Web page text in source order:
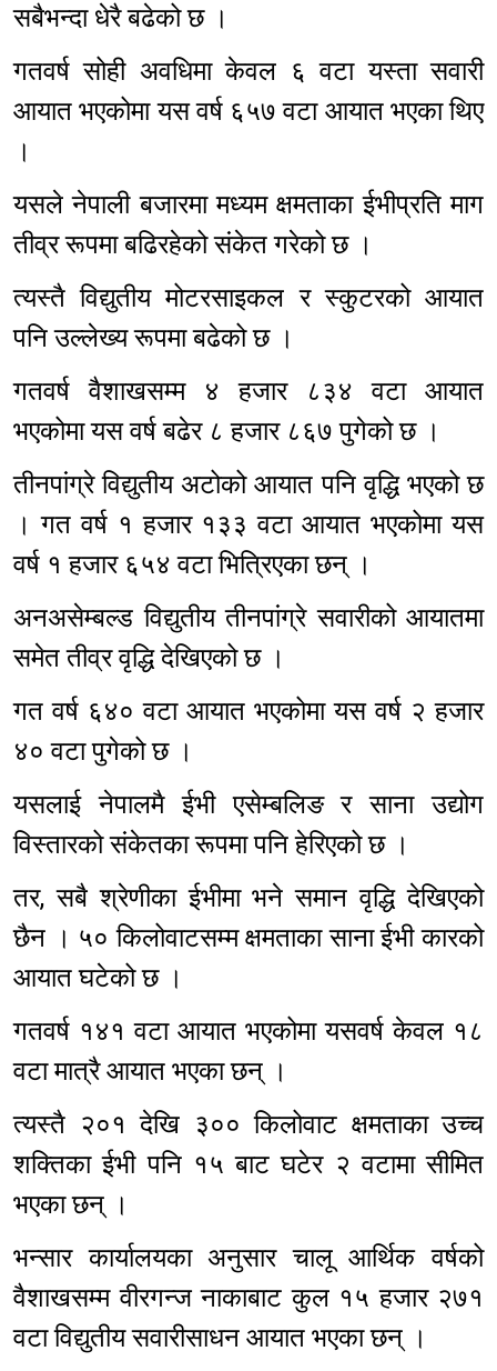
सबैभन्दा धेरै बढेको छ ।
गतवर्ष सोही अवधिमा केवल ६ वटा यस्ता सवारी
आयात भएकोमा यस वर्ष ६५७ वटा आयात भएका थिए
।
यसले नेपाली बजारमा मध्यम क्षमताका ईभीप्रति माग
तीव्र रूपमा बढिरहेको संकेत गरेको छ ।
त्यस्तै विद्युतीय मोटरसाइकल र स्कुटरको आयात
पनि उल्लेख्य रूपमा बढेको छ ।
गतवर्ष वैशाखसम्म ४ हजार ८३४ वटा आयात
भएकोमा यस वर्ष बढेर ८ हजार ८६७ पुगेको छ ।
तीनपांग्रे विद्युतीय अटोको आयात पनि वृद्धि भएको छ
। गत वर्ष १ हजार १३३ वटा आयात भएकोमा यस
वर्ष १ हजार ६५४ वटा भित्रिएका छन् ।
अनअसेम्बल्ड विद्युतीय तीनपांग्रे सवारीको आयातमा
समेत तीव्र वृद्धि देखिएको छ ।
गत वर्ष ६४० वटा आयात भएकोमा यस वर्ष २ हजार
४० वटा पुगेको छ ।
यसलाई नेपालमै ईभी एसेम्बलिङ र साना उद्योग
विस्तारको संकेतका रूपमा पनि हेरिएको छ ।
तर, सबै श्रेणीका ईभीमा भने समान वृद्धि देखिएको
छैन । ५० किलोवाटसम्म क्षमताका साना ईभी कारको
आयात घटेको छ ।
गतवर्ष १४१ वटा आयात भएकोमा यसवर्ष केवल १८
वटा मात्रै आयात भएका छन् ।
त्यस्तै २०१ देखि ३०० किलोवाट क्षमताका उच्च
शक्तिका ईभी पनि १५ बाट घटेर २ वटामा सीमित
भएका छन् ।
भन्सार कार्यालयका अनुसार चालू आर्थिक वर्षको
वैशाखसम्म वीरगन्ज नाकाबाट कुल १५ हजार २७१
वटा विद्युतीय सवारीसाधन आयात भएका छन् ।